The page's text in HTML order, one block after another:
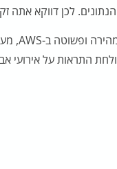
לכן דווקא אתה
התראות על אירועי